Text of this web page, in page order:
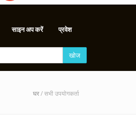
साइन अप करें प्रवेश
खोज
घर/ सभी उपयोगकर्ता